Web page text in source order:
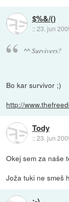
$%&/()
::23. jun
^^ Survivers?
Bo kar survivor ;)
http://
Tody
::23. jun
Okej sem za naše
Joža tuki ne smeš